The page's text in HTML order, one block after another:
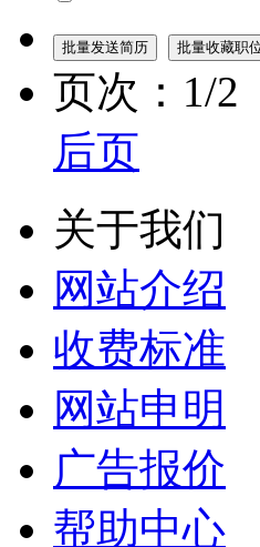
页次： 1/2
后页
关于我们
网站介绍
收费标准
网站申明
广告报价
帮助中心